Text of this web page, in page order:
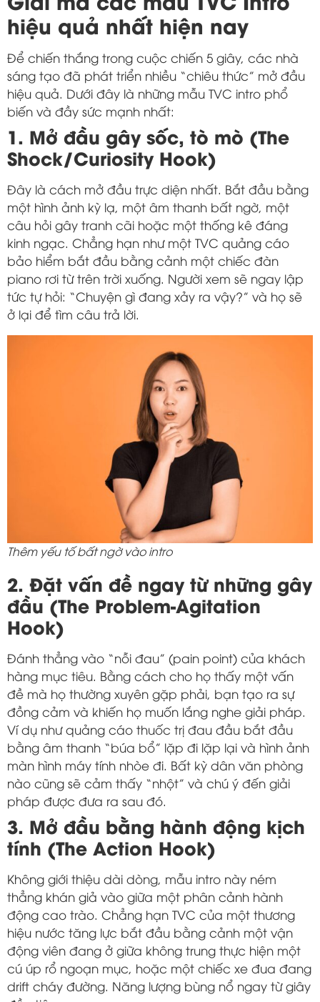
hiệu quả nhất hiện nay
Để chiến thắng trong cuộc chiến 5 giây, các nhà
sáng tạo đã phát triển nhiều “chiêu thức” mở đầu
hiệu quả. Dưới đây là những mẫu TVC intro phổ
biến và đầy sức mạnh nhất:
1. Mở đầu gây sốc, tò mò (The
Shock/Curiosity Hook)
Đây là cách mở đầu trực diện nhất. Bắt đầu bằng
một hình ảnh kỳ lạ, một âm thanh bất ngờ, một
câu hỏi gây tranh cãi hoặc một thống kê đáng
kinh ngạc. Chẳng hạn như một TVC quảng cáo
bảo hiểm bắt đầu bằng cảnh một chiếc đàn
piano rơi từ trên trời xuống. Người xem sẽ ngay lập
tức tự hỏi: “Chuyện gì đang xảy ra vậy?” và họ sẽ
ở lại để tìm câu trả lời.
Thêm yếu tố bất ngờ vào intro
2. Đặt vấn đề ngay từ những gây
đầu (The Problem-Agitation
Hook)
Đánh thẳng vào “nỗi đau” (pain point) của khách
hàng mục tiêu. Bằng cách cho họ thấy một vấn
đề mà họ thường xuyên gặp phải, bạn tạo ra sự
đồng cảm và khiến họ muốn lắng nghe giải pháp.
Ví dụ như quảng cáo thuốc trị đau đầu bắt đầu
bằng âm thanh “búa bổ” lặp đi lặp lại và hình ảnh
màn hình máy tính nhòe đi. Bất kỳ dân văn phòng
nào cũng sẽ cảm thấy “nhột” và chú ý đến giải
pháp được đưa ra sau đó.
3. Mở đầu bằng hành động kịch
tính (The Action Hook)
Không giới thiệu dài dòng, mẫu intro này ném
thẳng khán giả vào giữa một phân cảnh hành
động cao trào. Chẳng hạn TVC của một thương
hiệu nước tăng lực bắt đầu bằng cảnh một vận
động viên đang ở giữa không trung thực hiện một
cú úp rổ ngoạn mục, hoặc một chiếc xe đua đang
drift cháy đường. Năng lượng bùng nổ ngay từ giây